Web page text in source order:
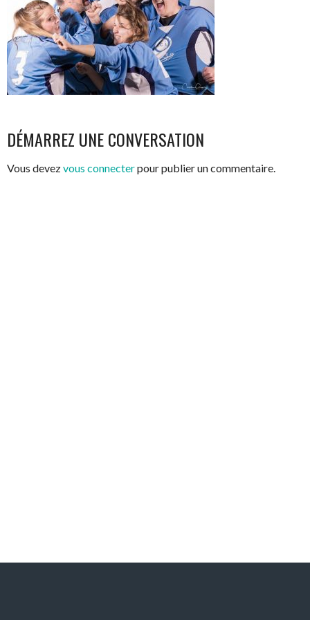
DÉMARREZ UNE CONVERSATION
Vous devezvous connecterpour publier un commentaire.